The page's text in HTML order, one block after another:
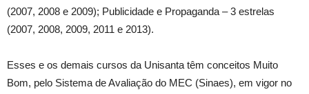
(2007, 2008 e 2009); Publicidade e Propaganda – 3 estrelas
(2007, 2008, 2009, 2011 e 2013).
Esses e os demais cursos da Unisanta têm conceitos Muito
Bom, pelo Sistema de Avaliação do MEC (Sinaes), em vigor no